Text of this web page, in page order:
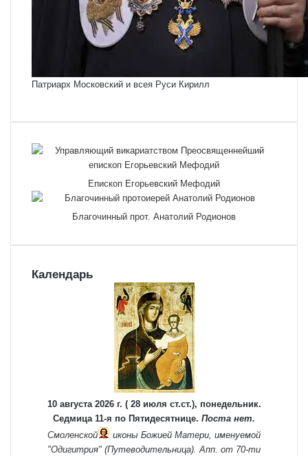
Патриарх Московский и всея Руси Кирилл
Епископ Егорьевский Мефодий
Благочинный прот. Анатолий Родионов
Календарь
10 августа 2026 г. ( 28 июля ст.ст.), понедельник.
Седмица 11-я по Пятидесятнице. Поста нет.
Смоленской
иконы Божией Матери, именуемой
"Одигитрия" (Путеводительница). Апп. от 70-ти